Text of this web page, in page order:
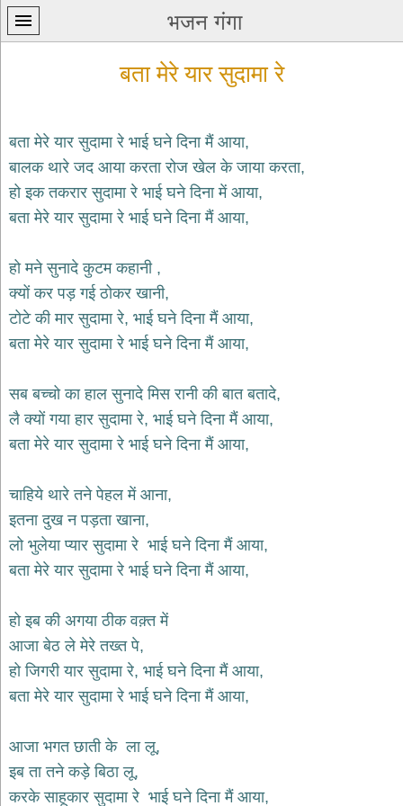
भजन गंगा
प्रथम
पन्ना
home
भजन
krishna
bhajans
शिव
भजन
हनुमान
भजन
hanuman
bhajans
भजन
bhajans
जैन
भजन
दुर्गा
भजन
durga
bhajans
ganesh
राम
बता मेरे यार सुदामा रे
बता मेरे यार सुदामा रे भाई घने दिना मैं आया,
बालक थारे जद आया करता रोज खेल के जाया करता,
हो इक तकरार सुदामा रे भाई घने दिना में आया,
बता मेरे यार सुदामा रे भाई घने दिना मैं आया,
हो मने सुनादे कुटम कहानी ,
क्यों कर पड़ गई ठोकर खानी,
टोटे की मार सुदामा रे, भाई घने दिना मैं आया,
बता मेरे यार सुदामा रे भाई घने दिना मैं आया,
सब बच्चो का हाल सुनादे मिस रानी की बात बतादे,
लै क्यों गया हार सुदामा रे, भाई घने दिना मैं आया,
बता मेरे यार सुदामा रे भाई घने दिना मैं आया,
चाहिये थारे तने पेहल में आना,
इतना दुख न पड़ता खाना,
लो भुलेया प्यार सुदामा रे भाई घने दिना मैं आया,
बता मेरे यार सुदामा रे भाई घने दिना मैं आया,
हो इब की अगया ठीक वक़्त में
आजा बेठ ले मेरे तख्त पे,
हो जिगरी यार सुदामा रे, भाई घने दिना मैं आया,
बता मेरे यार सुदामा रे भाई घने दिना मैं आया,
आजा भगत छाती के ला लू,
इब ता तने कड़े बिठा लू,
करके साहूकार सुदामा रे भाई घने दिना मैं आया,